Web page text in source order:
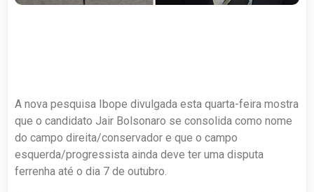
A nova pesquisa Ibope divulgada esta quarta-feira mostra
que o candidato Jair Bolsonaro se consolida como nome
do campo direita/conservador e que o campo
esquerda/progressista ainda deve ter uma disputa
ferrenha até o dia 7 de outubro.